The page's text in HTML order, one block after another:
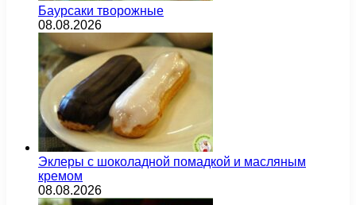
Баурсаки творожные
08.08.2026
Эклеры с шоколадной помадкой и масляным
кремом
08.08.2026